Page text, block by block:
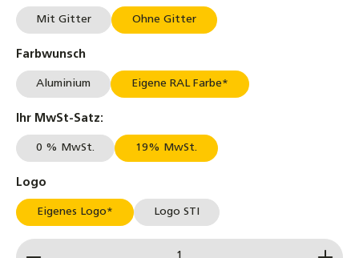
Mit Gitter Ohne Gitter
Farbwunsch
Aluminium Eigene RAL Farbe*
Ihr MwSt-Satz:
0 % MwSt. 19% MwSt.
Logo
Eigenes Logo* Logo STI
Produkt Anzahl: Gib den gewünschten Wert ein